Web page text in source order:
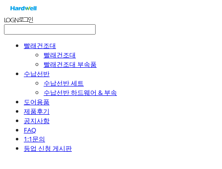
LOG IN로그인
빨래건조대
빨래건조대
빨래건조대 부속품
수납선반
수납선반 세트
수납선반 하드웨어 & 부속
도어용품
제품후기
공지사항
FAQ
1:1문의
등업 신청 게시판